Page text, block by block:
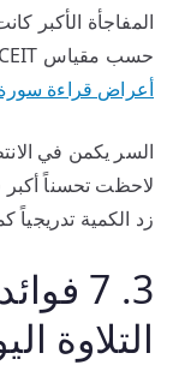
المفاجأة الأكبر
حسب مقياس MSCEIT. هذا التحسن انعكس مباشرة على
أعراض قراءة سورة
السر يكمن في
زد الكمية
3. 7
التلاوة